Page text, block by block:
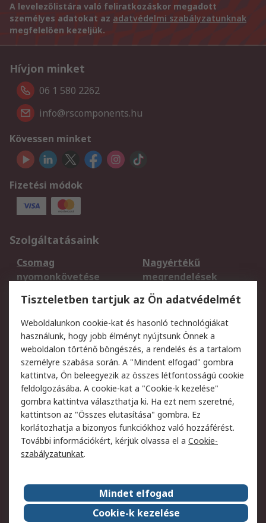
A levelezőlistára való feliratkozáskor megadott
személyes adatokat az adatvédelmi szabályzatunknak
megfelelően kezeljük.
Hívjon minket
06 1 580 2262
info@rscomponents.hu
Kövessen minket
Fizetési módok
Szolgáltatásaink
Csomag
nyomonkövetése
Nagyértékű
megrendelések
Regisztráció
Szállítás
Termékvisszaküldés
Szolgáltatások
Jogi
Adatvédelmi
szabályzat
Az RS értékesítési
feltételei
Cookie szabályzat
Email biztonság
Webhelyre vonatkozó
feltételek
Weboldal felhasználói
szabályzata
Képviseletek
Rólunk
Vállalatcsoport
Tiszteletben tartjuk az Ön adatvédelmét
Weboldalunkon cookie-kat és hasonló technológiákat
használunk, hogy jobb élményt nyújtsunk Önnek a
weboldalon történő böngészés, a rendelés és a tartalom
személyre szabása során. A "Mindent elfogad" gombra
kattintva, Ön beleegyezik az összes létfontosságú cookie
feldolgozásába. A cookie-kat a "Cookie-k kezelése"
gombra kattintva választhatja ki. Ha ezt nem szeretné,
kattintson az "Összes elutasítása" gombra. Ez
korlátozhatja a bizonyos funkciókhoz való hozzáférést.
További információkért, kérjük olvassa el a Cookie-
szabályzatunkat.
Mindet elfogad
Cookie-k kezelése